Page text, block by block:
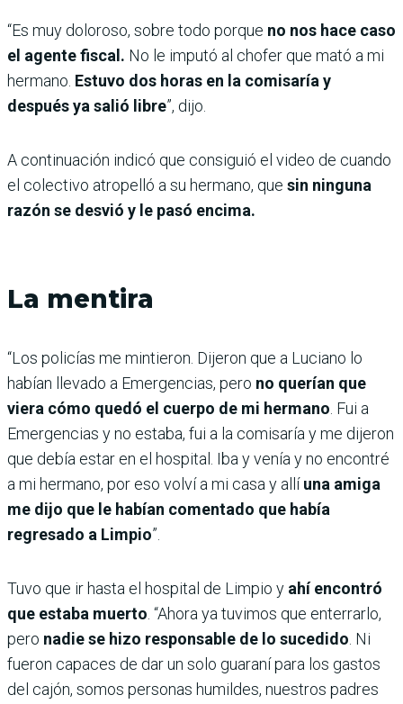
“Es muy doloroso, sobre todo porque no nos hace caso
el agente fiscal. No le imputó al chofer que mató a mi
hermano. Estuvo dos horas en la comisaría y
después ya salió libre”, dijo.
A continuación indicó que consiguió el video de cuando
el colectivo atropelló a su hermano, que sin ninguna
razón se desvió y le pasó encima.
La mentira
“Los policías me mintieron. Dijeron que a Luciano lo
habían llevado a Emergencias, pero no querían que
viera cómo quedó el cuerpo de mi hermano . Fui a
Emergencias y no estaba, fui a la comisaría y me dijeron
que debía estar en el hospital. Iba y venía y no encontré
a mi hermano, por eso volví a mi casa y allíuna amiga
me dijo que le habían comentado que había
regresado a Limpio”.
Tuvo que ir hasta el hospital de Limpio y ahí encontró
que estaba muerto . “Ahora ya tuvimos que enterrarlo,
pero nadie se hizo responsable de lo sucedido . Ni
fueron capaces de dar un solo guaraní para los gastos
del cajón, somos personas humildes, nuestros padres